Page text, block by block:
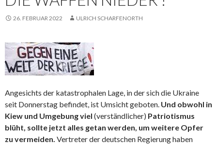
26. FEBRUAR 2022 ULRICH SCHARFENORTH
Angesichts der katastrophalen Lage, in der sich die Ukraine
seit Donnerstag befindet, ist Umsicht geboten. Und obwohl in
Kiew und Umgebung viel (verständlicher) Patriotismus
blüht, sollte jetzt alles getan werden, um weitere Opfer
zu vermeiden. Vertreter der deutschen Regierung haben